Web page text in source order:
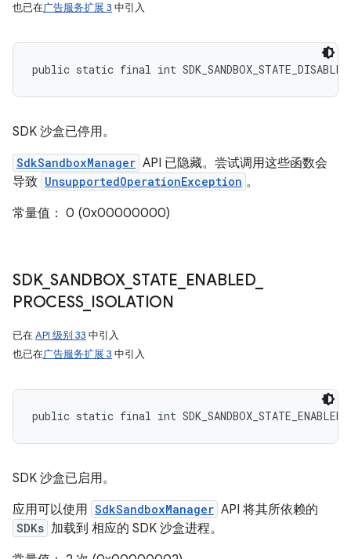
也已在广告服务扩展 3 中引入
public static final int SDK_SANDBOX_STATE_DISABLED
SDK 沙盒已停用。
SdkSandboxManager API 已隐藏。尝试调用这些函数会
导致 UnsupportedOperationException 。
常量值： 0 (0x00000000)
SDK_ SANDBOX_ STATE ENABLED_
PROCESS_ ISOLATION
已在API 级别 33 中引入
也已在广告服务扩展 3 中引入
public static final int
SDK 沙盒已启用。
应用可以使用 SdkSandboxManager API 将其所依赖的
SDKs 加载到 相应的 SDK 沙盒进程。